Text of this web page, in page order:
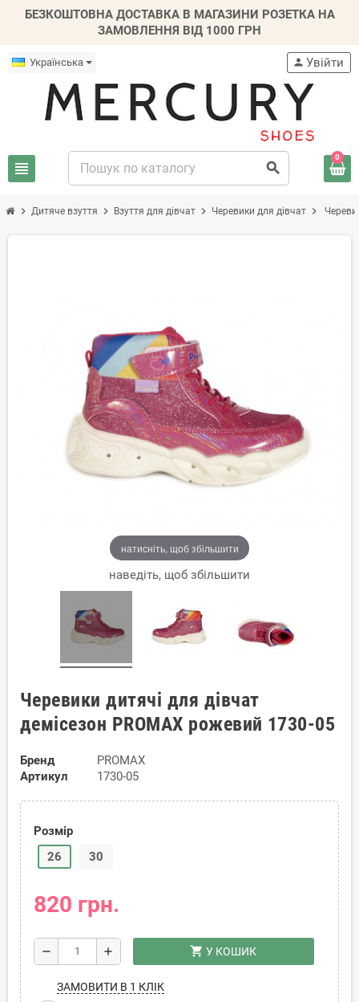
БЕЗКОШТОВНА ДОСТАВКА В МАГАЗИНИ РОЗЕТКА НА
ЗАМОВЛЕННЯ ВІД 1000 ГРН
Українська
view_headline search
person Увійти
0
chevron_right Дитяче взуття chevron_right Взуття для дівчат chevron_right Черевики для дівчат chevron_right
натисніть, щоб збільшити
наведіть, щоб збільшити
Черевики дитячі для дівчат
демісезон PROMAX рожевий 1730-05
Бренд
PROMAX
Артикул
1730-05
Розмір
26
30
820 грн.
remove add shopping_cart У КОШИК
ЗАМОВИТИ В 1 КЛІК